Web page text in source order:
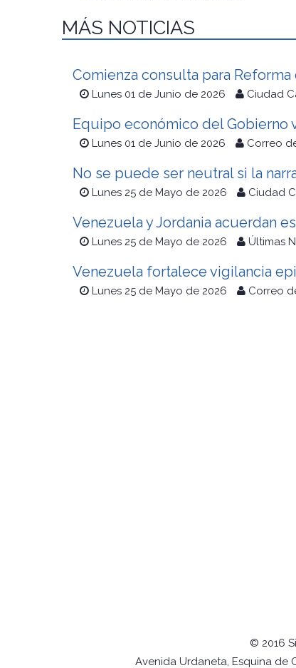
MÁS NOTICIAS
Comienza consulta para
Lunes 01 de Junio de 2026 Ciudad
Equipo económico del Gobierno
Lunes 01 de Junio de 2026 Correo
No se puede ser neutral si la
Lunes 25 de Mayo de 2026 Ciudad
Venezuela y Jordania acuerdan
Lunes 25 de Mayo de 2026 Últimas
Venezuela fortalece vigilancia
Lunes 25 de Mayo de 2026 Correo
© 2016
Avenida Urdaneta, Esquina de